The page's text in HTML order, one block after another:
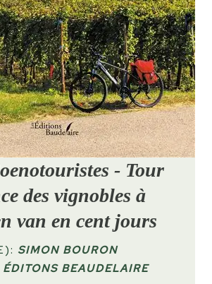
- Tour
des vignobles à
van en cent jours
SIMON BOURON
ÉDITONS BEAUDELAIRE